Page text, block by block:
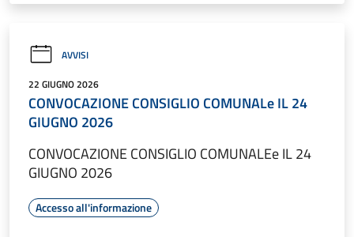
AVVISI
22 GIUGNO 2026
CONVOCAZIONE CONSIGLIO COMUNALe IL 24
GIUGNO 2026
CONVOCAZIONE CONSIGLIO COMUNALEe IL 24
GIUGNO 2026
Accesso all'informazione